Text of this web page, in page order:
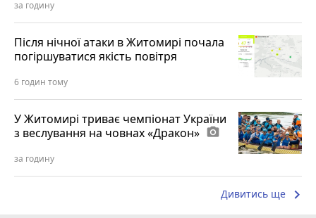
за годину
Після нічної атаки в Житомирі почала
погіршуватися якість повітря
6 годин тому
У Житомирі триває чемпіонат України
з веслування на човнах «Дракон» photo_camera
за годину
Дивитись ще keyboard_arrow_right